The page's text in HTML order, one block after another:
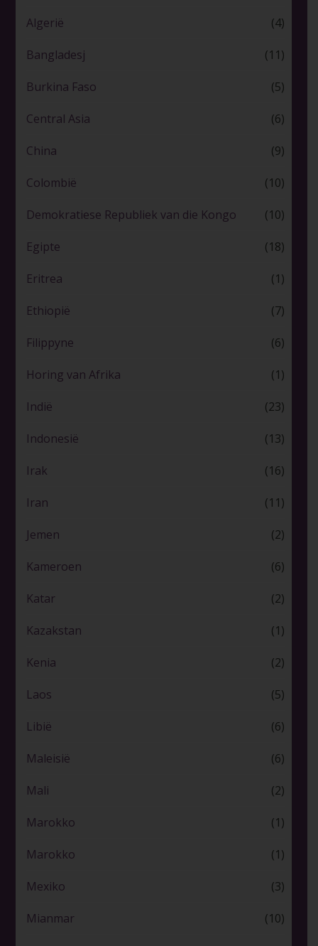
Algerië (4)
Bangladesj (11)
Burkina Faso (5)
Central Asia (6)
China (9)
Colombië (10)
Demokratiese Republiek van die Kongo (10)
Egipte (18)
Eritrea (1)
Ethiopië (7)
Filippyne (6)
Horing van Afrika (1)
Indië (23)
Indonesië (13)
Irak (16)
Iran (11)
Jemen (2)
Kameroen (6)
Katar (2)
Kazakstan (1)
Kenia (2)
Laos (5)
Libië (6)
Maleisië (6)
Mali (2)
Marokko (1)
Marokko (1)
Mexiko (3)
Mianmar (10)